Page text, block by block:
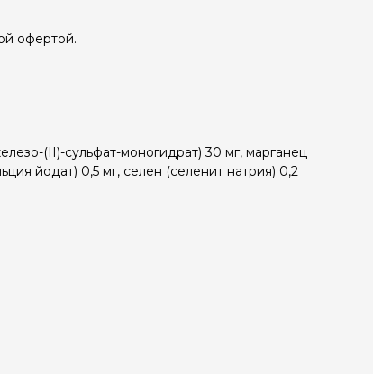
офертой.
(II)-сульфат-моногидрат) 30 мг, марганец
йодат) 0,5 мг, селен (селенит натрия) 0,2